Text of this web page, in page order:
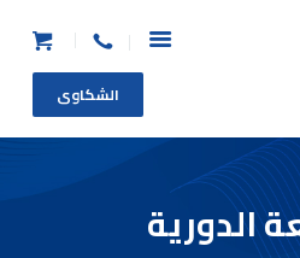
الشكاوى
الدوريةمن نحن